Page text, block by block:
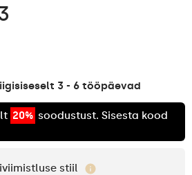
3 - 6 tööpäevad
20% soodustust. Sisesta kood
stiil